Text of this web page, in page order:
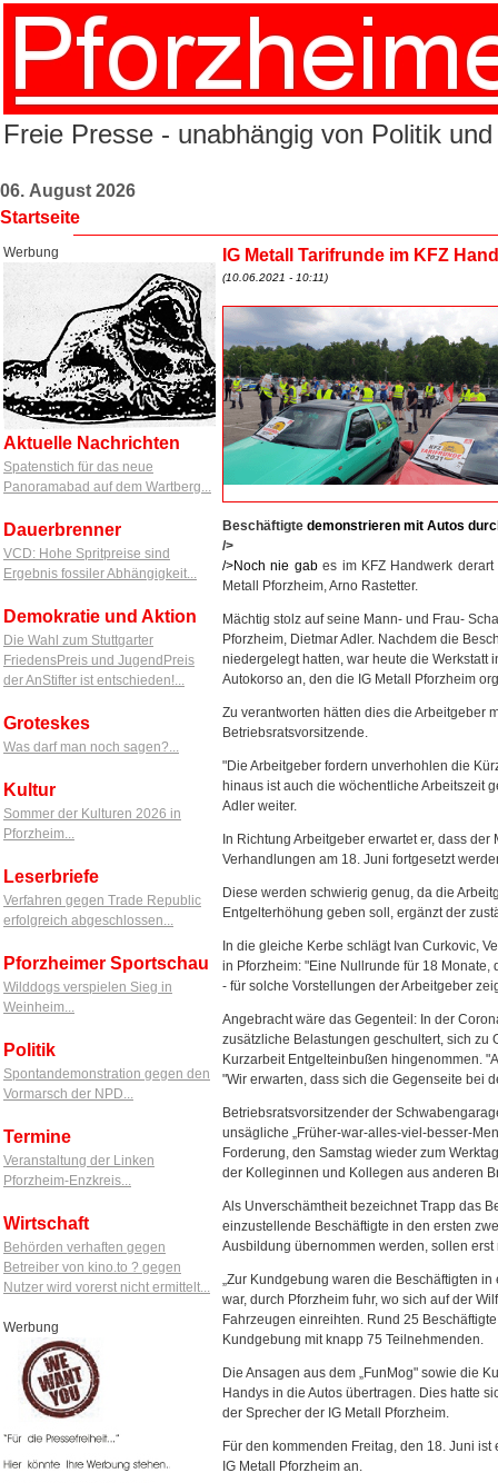
Freie Presse - unabhängig von Politik
06. August 2026
Startseite
Werbung
Aktuelle Nachrichten
Spatenstich für das neue
Panoramabad auf dem Wartberg...
Dauerbrenner
VCD: Hohe Spritpreise sind
Ergebnis fossiler Abhängigkeit...
Demokratie und Aktion
Die Wahl zum Stuttgarter
FriedensPreis und JugendPreis
der AnStifter ist entschieden!...
Groteskes
Was darf man noch sagen?...
Kultur
Sommer der Kulturen 2026 in
Pforzheim...
Leserbriefe
Verfahren gegen Trade Republic
erfolgreich abgeschlossen...
Pforzheimer Sportschau
Wilddogs verspielen Sieg in
Weinheim...
Politik
Spontandemonstration gegen den
Vormarsch der NPD...
Termine
Veranstaltung der Linken
Pforzheim-Enzkreis...
Wirtschaft
Behörden verhaften gegen
Betreiber von kino.to ? gegen
Nutzer wird vorerst nicht ermittelt...
Werbung
IG Metall Tarifrunde im KFZ
(10.06.2021 - 10:11)
Beschäftigte demonstrieren mit Autos
/>
/>Noch nie gabes im KFZ Handwerk
Metall Pforzheim, Arno Rastetter.
Mächtig stolz auf seine Mann- und Frau-
Pforzheim, Dietmar Adler. Nachdem die
niedergelegt hatten, war heute die Werkstatt
Autokorso an, den die IG Metall Pforzheim
Zu verantworten hätten dies die Arbeitgeber
Betriebsratsvorsitzende.
"Die Arbeitgeber fordern unverhohlen die
hinaus ist auch die wöchentliche Arbeitszeit
Adler weiter.
In Richtung Arbeitgeber erwartet er, dass
Verhandlungen am 18. Juni fortgesetzt
Diese werden schwierig genug, da die
Entgelterhöhung geben soll, ergänzt der
In die gleiche Kerbe schlägt Ivan Curkovic,
in Pforzheim: "Eine Nullrunde für 18
- für solche Vorstellungen der Arbeitgeber
Angebracht wäre das Gegenteil: In der
zusätzliche Belastungen geschultert, sich zu
Kurzarbeit Entgelteinbußen hingenommen.
"Wir erwarten, dass sich die Gegenseite bei
Betriebsratsvorsitzender der
unsägliche „Früher-war-alles-viel-besser-
Forderung, den Samstag wieder zum
der Kolleginnen und Kollegen aus anderen
Als Unverschämtheit bezeichnet Trapp das
einzustellende Beschäftigte in den ersten
Ausbildung übernommen werden, sollen
„Zur Kundgebung waren die Beschäftigten
war, durch Pforzheim fuhr, wo sich auf der
Fahrzeugen einreihten. Rund 25
Kundgebung mit knapp 75 Teilnehmenden.
Die Ansagen aus dem „FunMog" sowie die
Handys in die Autos übertragen. Dies hatte
der Sprecher der IG Metall Pforzheim.
Für den kommenden Freitag, den 18. Juni
IG Metall Pforzheim an.